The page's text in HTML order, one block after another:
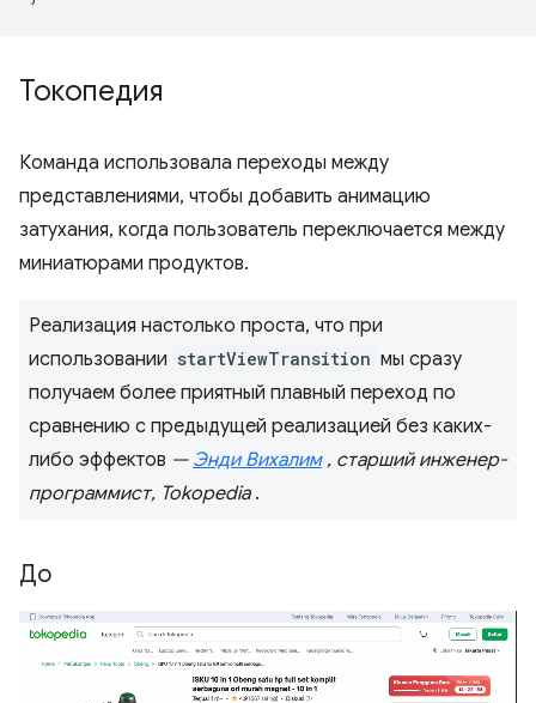
Токопедия
Команда использовала переходы между
представлениями, чтобы добавить анимацию
затухания, когда пользователь переключается между
миниатюрами продуктов.
Реализация настолько проста, что при
использовании startViewTransition мы сразу
получаем более приятный плавный переход по
сравнению с предыдущей реализацией без каких-
либо эффектов — Энди Вихалим, старший инженер-
программист, Tokopedia.
До